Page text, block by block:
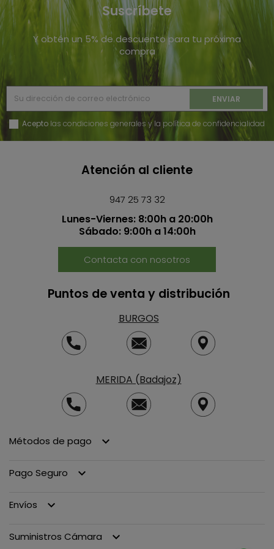
RPM
Suscríbete
Y obtén un 5% de descuento para tu próxima
compra
Acepto las condiciones generales y la política de confidencialidad
Atención al cliente
947 25 73 32
Lunes-Viernes: 8:00h a 20:00h
Sábado: 9:00h a 14:00h
Contacta con nosotros
Puntos de venta y distribución
BURGOS
MERIDA (Badajoz)
Métodos de pago keyboard_arrow_down
Pago Seguro keyboard_arrow_down
Envíos keyboard_arrow_down
Suministros Cámara keyboard_arrow_down